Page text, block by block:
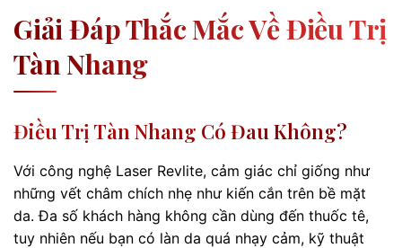
Giải Đáp Thắc Mắc Về Điều Trị
Tàn Nhang
Điều Trị Tàn Nhang Có Đau Không?
Với công nghệ Laser Revlite, cảm giác chỉ giống như
những vết châm chích nhẹ như kiến cắn trên bề mặt
da. Đa số khách hàng không cần dùng đến thuốc tê,
tuy nhiên nếu bạn có làn da quá nhạy cảm, kỹ thuật